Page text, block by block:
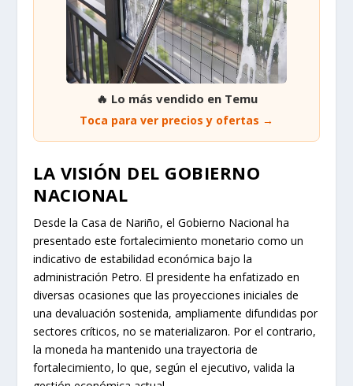
🔥 Lo más vendido en Temu
Toca para ver precios y ofertas →
LA VISIÓN DEL GOBIERNO
NACIONAL
Desde la Casa de Nariño, el Gobierno Nacional ha
presentado este fortalecimiento monetario como un
indicativo de estabilidad económica bajo la
administración Petro. El presidente ha enfatizado en
diversas ocasiones que las proyecciones iniciales de
una devaluación sostenida, ampliamente difundidas por
sectores críticos, no se materializaron. Por el contrario,
la moneda ha mantenido una trayectoria de
fortalecimiento, lo que, según el ejecutivo, valida la